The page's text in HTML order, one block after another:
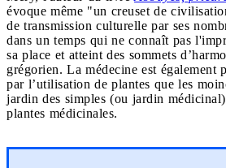
évoque même "un creuset de
de transmission culturelle par ses
dans un temps qui ne connaît pas
sa place et atteint des sommets
grégorien. La médecine est également
par l’utilisation de plantes que les
jardin des simples (ou jardin
plantes médicinales.